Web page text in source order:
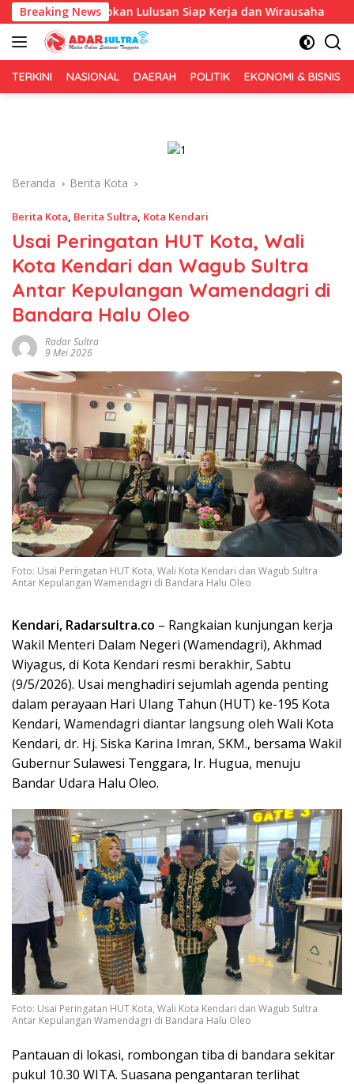
Langsung
ke
konten
Breaking News
Siapkan Lulusan Siap Kerja dan Wirausaha Puluhan
TERKINI NASIONAL DAERAH POLITIK EKONOMI & BISNIS
Beranda Berita Kota
Berita Kota, Berita Sultra, Kota Kendari
Usai Peringatan HUT Kota, Wali
Kota Kendari dan Wagub Sultra
Antar Kepulangan Wamendagri di
Bandara Halu Oleo
Radar Sultra
9 Mei 2026
Foto: Usai Peringatan HUT Kota, Wali Kota Kendari dan Wagub Sultra
Antar Kepulangan Wamendagri di Bandara Halu Oleo
Kendari, Radarsultra.co – Rangkaian kunjungan kerja
Wakil Menteri Dalam Negeri (Wamendagri), Akhmad
Wiyagus, di Kota Kendari resmi berakhir, Sabtu
(9/5/2026). Usai menghadiri sejumlah agenda penting
dalam perayaan Hari Ulang Tahun (HUT) ke-195 Kota
Kendari, Wamendagri diantar langsung oleh Wali Kota
Kendari, dr. Hj. Siska Karina Imran, SKM., bersama Wakil
Gubernur Sulawesi Tenggara, Ir. Hugua, menuju
Bandar Udara Halu Oleo.
Foto: Usai Peringatan HUT Kota, Wali Kota Kendari dan Wagub Sultra
Antar Kepulangan Wamendagri di Bandara Halu Oleo
Pantauan di lokasi, rombongan tiba di bandara sekitar
pukul 10.30 WITA. Suasana pengantaran terlihat